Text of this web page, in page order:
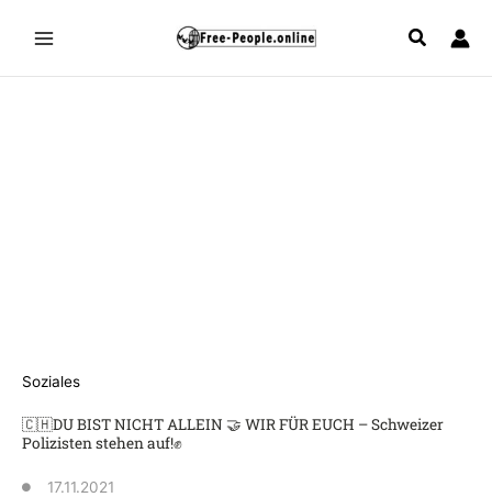
Inhalt
Soziales
🇨🇭DU BIST NICHT ALLEIN 🤝 WIR FÜR EUCH – Schweizer
Polizisten stehen auf!✊
17.11.2021